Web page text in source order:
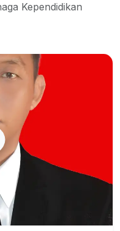
Kependidikan